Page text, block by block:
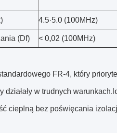
4.5·5.0 (100MHz)
(Df) < 0,02 (100MHz)
FR-4, który
działały w trudnych
cieplną bez poświęcania